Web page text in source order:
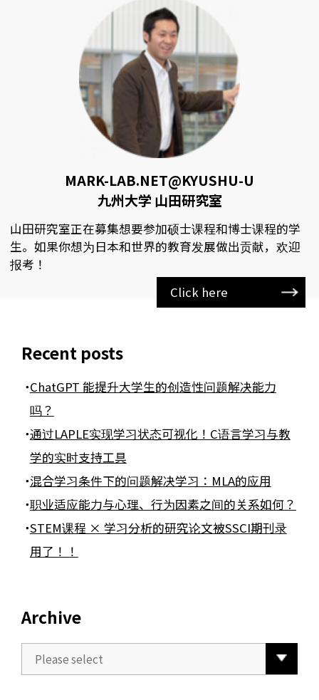
MARK-LAB.NET@KYUSHU-U
九州大学 山田研究室
山田研究室正在募集想要参加硕士课程和博士课程的学
生。如果你想为日本和世界的教育发展做出贡献，欢迎
报考！
Click here
Recent posts
ChatGPT 能提升大学生的创造性问题解决能力
吗？
通过LAPLE实现学习状态可视化！C语言学习与教
学的实时支持工具
混合学习条件下的问题解决学习：MLA的应用
职业适应能力与心理、行为因素之间的关系如何？
STEM课程 × 学习分析的研究论文被SSCI期刊录
用了！！
Archive